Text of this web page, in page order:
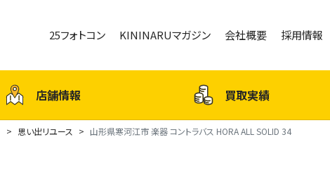
25フォトコン KININARUマガジン 会社概要 採用情報
店舗情報 買取実績
思い出リユース 山形県寒河江市 楽器 コントラバス HORA ALL SOLID 34